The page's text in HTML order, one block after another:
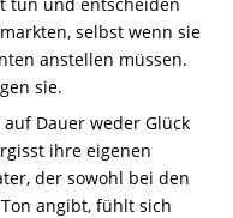
selbst wenn sie
anstellen müssen.
sie.
Dauer weder Glück
ihre eigenen
der sowohl bei den
angibt, fühlt sich